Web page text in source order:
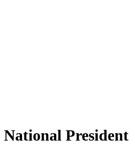
National President